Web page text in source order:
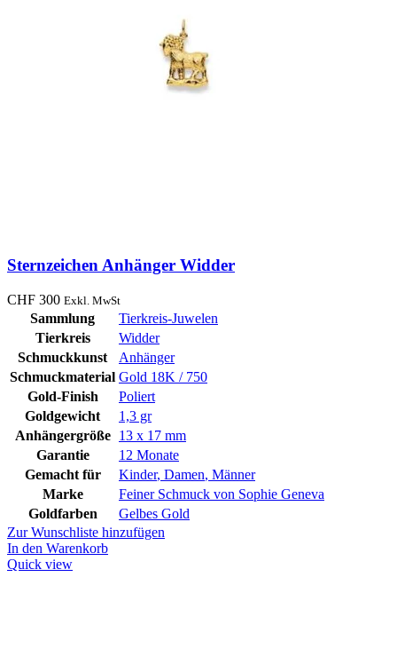
Sternzeichen Anhänger Widder
CHF 300 Exkl. MwSt
Sammlung
Tierkreis-Juwelen
Tierkreis
Widder
Schmuckkunst
Anhänger
Schmuckmaterial Gold 18K / 750
Gold-Finish
Poliert
Goldgewicht
1,3 gr
Anhängergröße
13 x 17 mm
Garantie
12 Monate
Gemacht für
Kinder, Damen, Männer
Marke
Feiner Schmuck von Sophie Geneva
Goldfarben
Gelbes Gold
Zur Wunschliste hinzufügen
In den Warenkorb
Quick view